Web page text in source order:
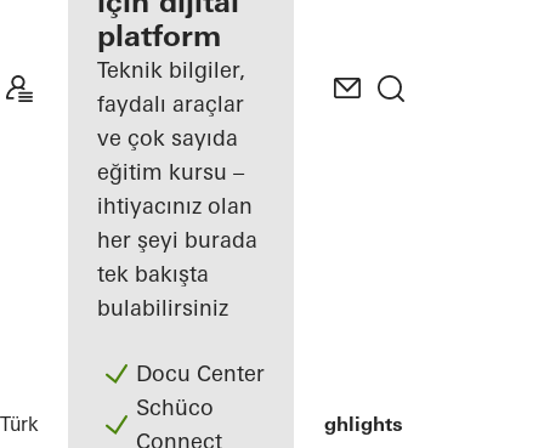
My
Workplace
alanını
keşfedin
platform
Teknik bilgiler,
faydalı araçlar
ve çok sayıda
eğitim kursu –
ihtiyacınız olan
her şeyi burada
tek bakışta
bulabilirsiniz
Docu Center
Schüco
Connect
Türkiye Uygulamacılar Highlights